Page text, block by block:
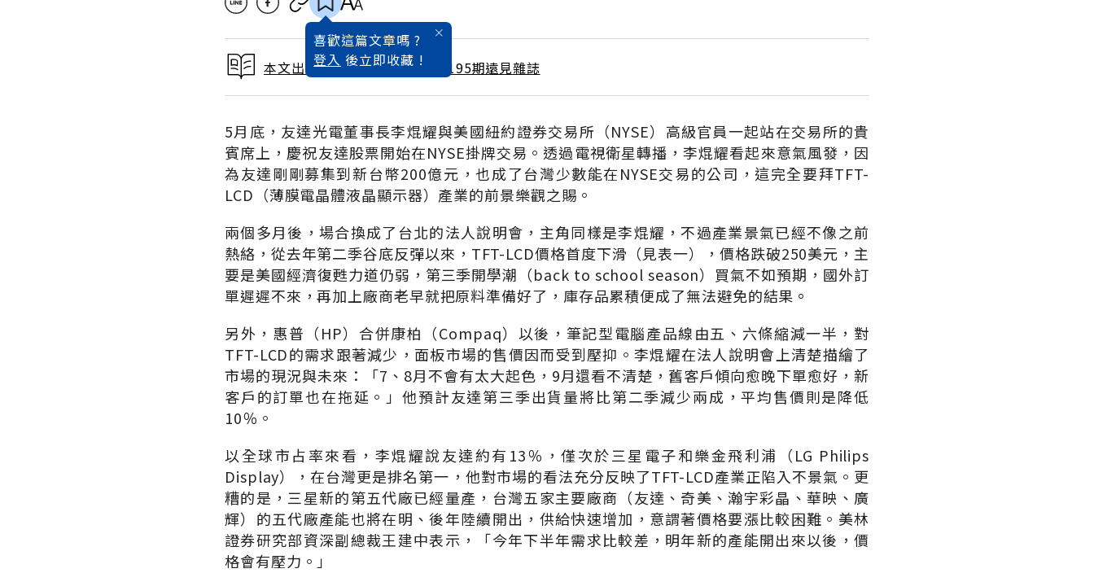
喜歡這篇文章嗎 ?
登入 後立即收藏 !
本文出自 2002 / 9月號雜誌 第195期遠見雜誌
5月底，友達光電董事長李焜耀與美國紐約證券交易所（NYSE）高級官員一起站在交易所的貴
賓席上，慶祝友達股票開始在NYSE掛牌交易。透過電視衛星轉播，李焜耀看起來意氣風發，因
為友達剛剛募集到新台幣200億元，也成了台灣少數能在NYSE交易的公司，這完全要拜TFT-
LCD（薄膜電晶體液晶顯示器）產業的前景樂觀之賜。
兩個多月後，場合換成了台北的法人說明會，主角同樣是李焜耀，不過產業景氣已經不像之前
熱絡，從去年第二季谷底反彈以來，TFT-LCD價格首度下滑（見表一），價格跌破250美元，主
要是美國經濟復甦力道仍弱，第三季開學潮（back to school season）買氣不如預期，國外訂
單遲遲不來，再加上廠商老早就把原料準備好了，庫存品累積便成了無法避免的結果。
另外，惠普（HP）合併康柏（Compaq）以後，筆記型電腦產品線由五、六條縮減一半，對
TFT-LCD的需求跟著減少，面板市場的售價因而受到壓抑。李焜耀在法人說明會上清楚描繪了
市場的現況與未來：「7、8月不會有太大起色，9月還看不清楚，舊客戶傾向愈晚下單愈好，新
客戶的訂單也在拖延。」他預計友達第三季出貨量將比第二季減少兩成，平均售價則是降低
10％。
以全球市占率來看，李焜耀說友達約有13％，僅次於三星電子和樂金飛利浦（LG Philips
Display），在台灣更是排名第一，他對市場的看法充分反映了TFT-LCD產業正陷入不景氣。更
糟的是，三星新的第五代廠已經量產，台灣五家主要廠商（友達、奇美、瀚宇彩晶、華映、廣
輝）的五代廠產能也將在明、後年陸續開出，供給快速增加，意謂著價格要漲比較困難。美林
證券研究部資深副總裁王建中表示，「今年下半年需求比較差，明年新的產能開出來以後，價
格會有壓力。」